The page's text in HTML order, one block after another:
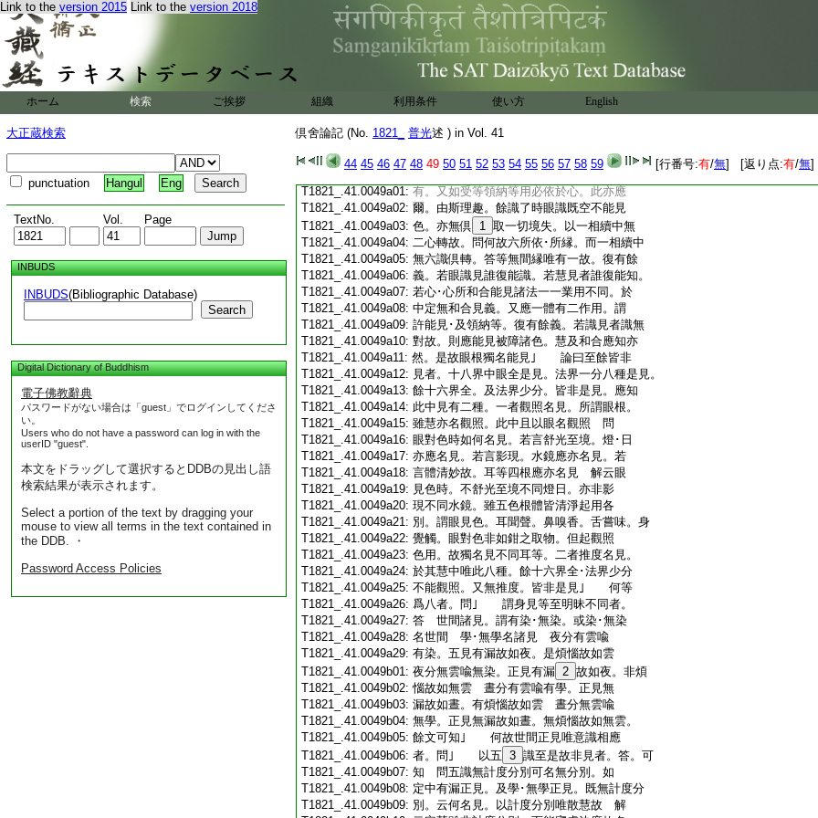
Link to the version 2015 Link to the version 2018
ホーム 検索 ご挨拶 組織 利用条件 使い方 English
大正蔵検索
punctuation Hangul Eng
TextNo. Vol. Page
INBUDS
INBUDS(Bibliographic Database)
Search
Digital Dictionary of Buddhism
電子佛教辭典
パスワードがない場合は「guest」でログインしてくださ
い。
Users who do not have a password can log in with the
userID "guest".
本文をドラッグして選択するとDDBの見出し語
検索結果が表示されます。
Select a portion of the text by dragging your
mouse to view all terms in the text contained in
the DDB. ・
Password Access Policies
倶舍論記 (No. 1821_ 普光述 ) in Vol. 41
44 45 46 47 48 49 50 51 52 53 54 55 56 57 58 59 [行番号:有/無] [返り点:有/無]
T1821_.41.0048c19:所和合見耶。 11 如何所疑。一切有
T1821_.41.0048c20: 眼根見。餘識行時寧不見色。何不倶取一
T1821_.41.0048c21:切境耶。若眼識見。識但以了別爲相。非見
T1821_.41.0048c22:
爲相豈能見色。若與眼識相應慧見。應許
耳識相應慧聞。彼既非聞。此云何見。若心
心所和合能見。諸心･心所和合不定。謂善眼
T1821_.41.0048c25:識與二十二心所相應。不善眼識與二十
T1821_.41.0048c26:
13
一心所相應。有覆無記眼識與十八種心
T1821_.41.0048c27:所相應。無覆無記眼識與十二種心所相應
T1821_.41.0048c28:既不決定。云何和合。答眼根能見然與眼
T1821_.41.0049a01: 有。又如受等領納等用必依於心。此亦應
T1821_.41.0049a02: 爾。由斯理趣。餘識了時眼識既空不能見
T1821_.41.0049a03: 色。亦無倶 1 取一切境失。以一相續中無
T1821_.41.0049a04: 二心轉故。問何故六所依･所縁。而一相續中
T1821_.41.0049a05: 無六識倶轉。答等無間縁唯有一故。復有餘
T1821_.41.0049a06: 義。若眼識見誰復能識。若慧見者誰復能知。
T1821_.41.0049a07: 若心･心所和合能見諸法一一業用不同。於
T1821_.41.0049a08: 中定無和合見義。又應一體有二作用。謂
T1821_.41.0049a09: 許能見･及領納等。復有餘義。若識見者識無
T1821_.41.0049a10: 對故。則應能見被障諸色。慧及和合應知亦
T1821_.41.0049a11: 然。是故眼根獨名能見｣ 論曰至餘皆非
T1821_.41.0049a12: 見者。十八界中眼全是見。法界一分八種是見。
T1821_.41.0049a13: 餘十六界全。及法界少分。皆非是見。應知
T1821_.41.0049a14: 此中見有二種。一者觀照名見。所謂眼根。
T1821_.41.0049a15: 雖慧亦名觀照。此中且以眼名觀照 問
T1821_.41.0049a16: 眼對色時如何名見。若言舒光至境。燈･日
T1821_.41.0049a17: 亦應名見。若言影現。水鏡應亦名見。若
T1821_.41.0049a18: 言體清妙故。耳等四根應亦名見 解云眼
T1821_.41.0049a19: 見色時。不舒光至境不同燈日。亦非影
T1821_.41.0049a20: 現不同水鏡。雖五色根體皆清淨起用各
T1821_.41.0049a21: 別。謂眼見色。耳聞聲。鼻嗅香。舌嘗味。身
T1821_.41.0049a22: 覺觸。眼對色非如鉗之取物。但起觀照
T1821_.41.0049a23: 色用。故獨名見不同耳等。二者推度名見。
T1821_.41.0049a24: 於其慧中唯此八種。餘十六界全･法界少分
T1821_.41.0049a25: 不能觀照。又無推度。皆非是見｣ 何等
T1821_.41.0049a26: 爲八者。問｣ 謂身見等至明昧不同者。
T1821_.41.0049a27: 答 世間諸見。謂有染･無染。或染･無染
T1821_.41.0049a28: 名世間 學･無學名諸見 夜分有雲喩
T1821_.41.0049a29: 有染。五見有漏故如夜。是煩惱故如雲
T1821_.41.0049b01: 夜分無雲喩無染。正見有漏 2 故如夜。非煩
T1821_.41.0049b02:惱故如無雲 晝分有雲喩有學。正見無
T1821_.41.0049b03: 漏故如晝。有煩惱故如雲 晝分無雲喩
T1821_.41.0049b04: 無學。正見無漏故如晝。無煩惱故如無雲。
T1821_.41.0049b05: 餘文可知｣ 何故世間正見唯意識相應
T1821_.41.0049b06: 者。問｣ 以五 3 識至是故非見者。答。可
T1821_.41.0049b07: 知 問五識無計度分別可名無分別。如
T1821_.41.0049b08: 定中有漏正見。及學･無學正見。既無計度分
T1821_.41.0049b09: 別。云何名見。以計度分別唯散慧故 解